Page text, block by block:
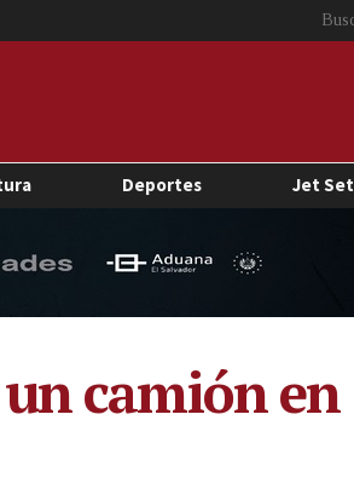
Deportes Jet Set
camión en